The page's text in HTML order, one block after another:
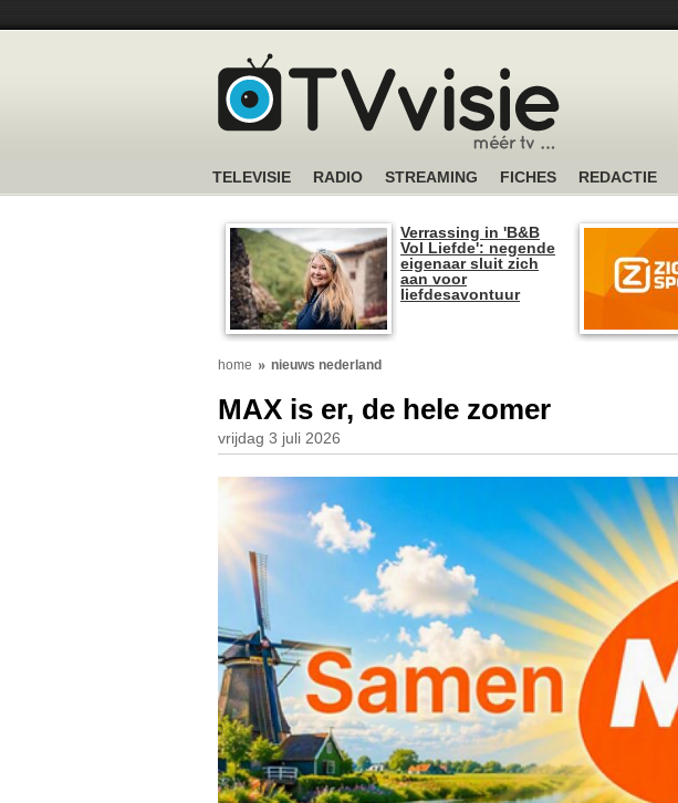
TELEVISIE RADIO STREAMING FICHES REDACTIE
Verrassing in 'B&B
Vol Liefde': negende
eigenaar sluit zich
aan voor
liefdesavontuur
home nieuws nederland
MAX is er, de hele zomer
vrijdag 3 juli 2026